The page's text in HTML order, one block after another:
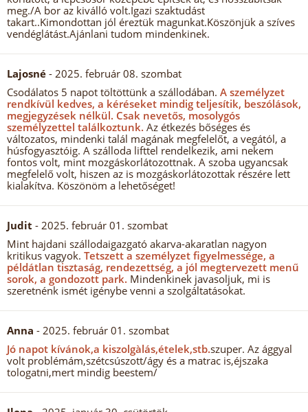
meg./A bor az kiválló volt.Igazi szaktudást
takart..Kimondottan jól éreztük magunkat.Köszönjük a szíves
vendéglátást.Ajánlani tudom mindenkinek.
Lajosné - 2025. február 08. szombat
Csodálatos 5 napot töltöttünk a szállodában. A személyzet
rendkívül kedves, a kéréseket mindig teljesítik, beszólások,
megjegyzések nélkül. Csak nevetős, mosolygós
személyzettel találkoztunk. Az étkezés bőséges és
változatos, mindenki talál magának megfelelőt, a vegától, a
húsfogyasztóig. A szálloda lifttel rendelkezik, ami nekem
fontos volt, mint mozgáskorlátozottnak. A szoba ugyancsak
megfelelő volt, hiszen az is mozgáskorlátozottak részére lett
kialakítva. Köszönöm a lehetőséget!
Judit - 2025. február 01. szombat
Mint hajdani szállodaigazgató akarva-akaratlan nagyon
kritikus vagyok. Tetszett a személyzet figyelmessége, a
példátlan tisztaság, rendezettség, a jól megtervezett menű
sorok, a gondozott park. Mindenkinek javasoljuk, mi is
szeretnénk ismét igénybe venni a szolgáltatásokat.
Anna - 2025. február 01. szombat
Jó napot kívánok,a kiszolgàlás,ételek,stb.szuper. Az ággyal
volt problémám,szétcsúszott/ágy és a matrac is,éjszaka
tologatni,mert mindig beestem/